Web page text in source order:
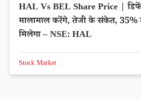
HAL Vs BEL Share Price |
मालामाल करेंगे, तेजी के संकेत, 35%
मिलेगा – NSE: HAL
Stock Market